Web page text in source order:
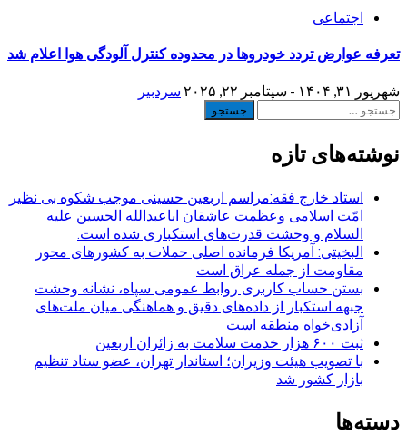
اجتماعی
تعرفه عوارض تردد خودروها در محدوده کنترل آلودگی هوا اعلام شد
شهریور ۳۱, ۱۴۰۴ - سپتامبر ۲۲, ۲۰۲۵
سردبیر
جستجو
نوشته‌های تازه
استاد خارج فقه:مراسم اربعین حسینی موجب شکوه بی نظیر
امّت اسلامی وعظمت عاشقان اباعبدالله الحسین علیه
السلام و وحشت قدرت‌های استکباری شده است.
البخیتی: آمریکا فرمانده اصلی حملات به کشورهای محور
مقاومت از جمله عراق است
بستن حساب کاربری روابط عمومی سپاه، نشانه‌ وحشت
جبهه استکبار از داده‌های دقیق و هماهنگی میان ملت‌های
آزادی‌خواه منطقه است
ثبت ۶۰۰ هزار خدمت سلامت به زائران اربعین
با تصویب هیئت وزیران؛ استاندار تهران، عضو ستاد تنظیم
بازار کشور شد
دسته‌ها